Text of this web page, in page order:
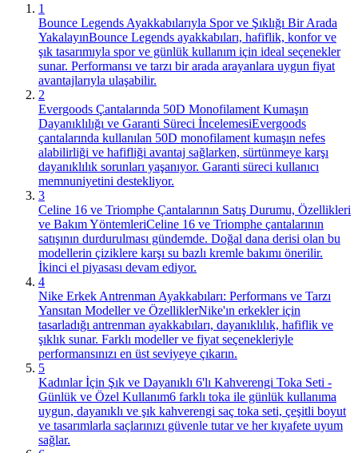
1
Bounce Legends Ayakkabılarıyla Spor ve Şıklığı Bir Arada
YakalayınBounce Legends ayakkabıları, hafiflik, konfor ve
şık tasarımıyla spor ve günlük kullanım için ideal seçenekler
sunar. Performansı ve tarzı bir arada arayanlara uygun fiyat
avantajlarıyla ulaşabilir.
2
Evergoods Çantalarında 50D Monofilament Kumaşın
Dayanıklılığı ve Garanti Süreci İncelemesiEvergoods
çantalarında kullanılan 50D monofilament kumaşın nefes
alabilirliği ve hafifliği avantaj sağlarken, sürtünmeye karşı
dayanıklılık sorunları yaşanıyor. Garanti süreci kullanıcı
memnuniyetini destekliyor.
3
Celine 16 ve Triomphe Çantalarının Satış Durumu, Özellikleri
ve Bakım YöntemleriCeline 16 ve Triomphe çantalarının
satışının durdurulması gündemde. Doğal dana derisi olan bu
modellerin çiziklere karşı su bazlı kremle bakımı önerilir.
İkinci el piyasası devam ediyor.
4
Nike Erkek Antrenman Ayakkabıları: Performans ve Tarzı
Yansıtan Modeller ve ÖzelliklerNike'ın erkekler için
tasarladığı antrenman ayakkabıları, dayanıklılık, hafiflik ve
şıklık sunar. Farklı modeller ve fiyat seçenekleriyle
performansınızı en üst seviyeye çıkarın.
5
Kadınlar İçin Şık ve Dayanıklı 6'lı Kahverengi Toka Seti -
Günlük ve Özel Kullanım6 farklı toka ile günlük kullanıma
uygun, dayanıklı ve şık kahverengi saç toka seti, çeşitli boyut
ve tasarımlarla saçlarınızı güvenle tutar ve her kıyafete uyum
sağlar.